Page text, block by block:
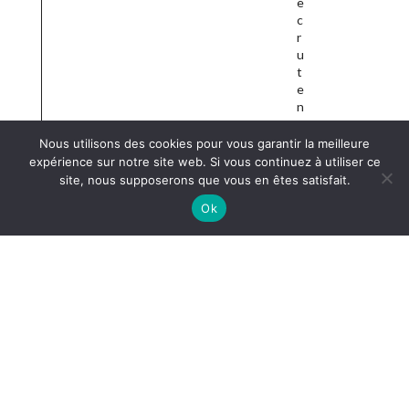
c
r
u
t
e
n
t
r
é
g
Nous utilisons des cookies pour vous garantir la meilleure
expérience sur notre site web. Si vous continuez à utiliser ce
site, nous supposerons que vous en êtes satisfait.
Ok